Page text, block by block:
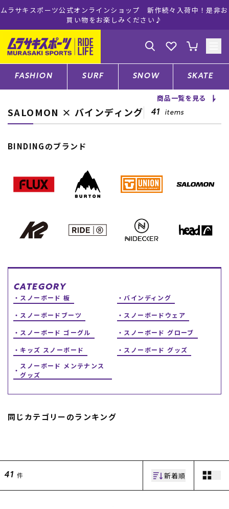
ムラサキスポーツ公式オンラインショップ 新作続々入荷中！是非お
買い物をお楽しみください♪
ゲスト様
ログイン 会員登録
店舗一覧
ファッションTOP
ブランド一覧
特集一覧
RIDE LIFE MAGAZINE一
覧
中古/アウトレット サー
中古/アウトレット スノ
ご利用ガイド
会員ランク
下取り保証について
FASHION SURF SNOW SKATE
商品一覧を見る
SALOMON × バインディング 41 items
BINDINGのブランド
CATEGORY
スノーボード 板
バインディング
スノーボードブーツ
スノーボードウェア
スノーボード ゴーグル
スノーボード グローブ
キッズ スノーボード
スノーボード グッズ
スノーボード メンテナンス
グッズ
同じカテゴリーのランキング
41 件 新着順